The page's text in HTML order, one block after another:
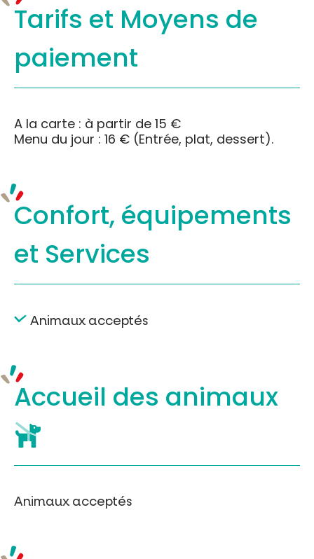
Tarifs et Moyens de
paiement
A la carte : à partir de 15 €
Menu du jour : 16 € (Entrée, plat, dessert).
Confort, équipements
et Services
Animaux acceptés
Accueil des animaux
Animaux acceptés